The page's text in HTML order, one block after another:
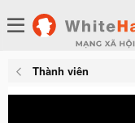
Thành viên